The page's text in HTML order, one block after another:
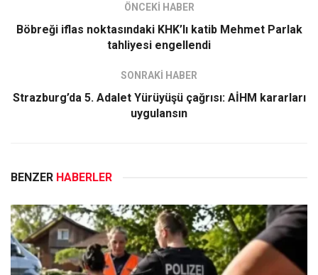
ÖNCEKİ HABER
Böbreği iflas noktasındaki KHK’lı katib Mehmet Parlak
tahliyesi engellendi
SONRAKİ HABER
Strazburg’da 5. Adalet Yürüyüşü çağrısı: AİHM kararları
uygulansın
BENZER HABERLER